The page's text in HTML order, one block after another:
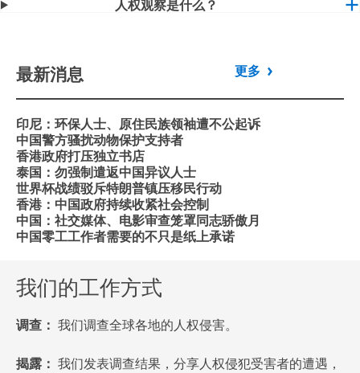
人权观察是什么？
最新消息 更多
印尼：环保人士、原住民族领袖遭不公起诉
中国警方骚扰动物保护支持者
香港政府打压独立书店
泰国：勿强制遣返中国异议人士
世界杯战绩驳斥特朗普镇压移民行动
香港：中国政府持续收紧社会控制
中国：社交媒体、电影审查笼罩同志骄傲月
中国零工工作者需要的不只是纸上承诺
我们的工作方式
调查： 我们调查全球各地的人权侵害。
揭露： 我们发表调查结果，分享人权侵犯受害者的遭遇，